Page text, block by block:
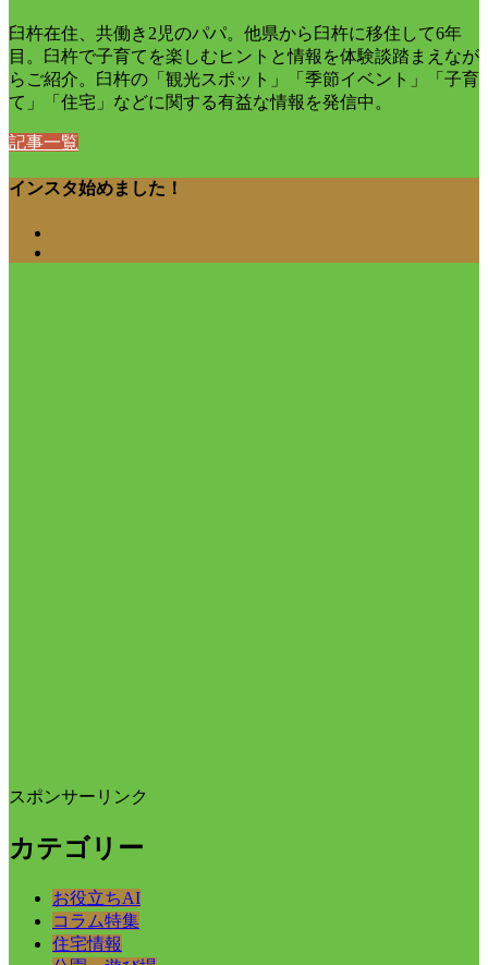
臼杵在住、共働き2児のパパ。他県から臼杵に移住して6年
目。臼杵で子育てを楽しむヒントと情報を体験談踏まえなが
らご紹介。臼杵の「観光スポット」「季節イベント」「子育
て」「住宅」などに関する有益な情報を発信中。
記事一覧
インスタ始めました！
スポンサーリンク
カテゴリー
お役立ちAI
コラム特集
住宅情報